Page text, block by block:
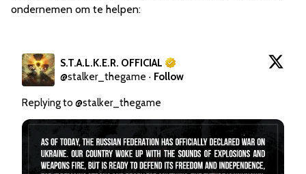
ondernemen om te helpen:
S.T.A.L.K.E.R. OFFICIAL
@stalker_thegame · Follow
Replying to @stalker_thegame